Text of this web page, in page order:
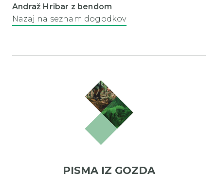
Andraž Hribar z bendom
Nazaj na seznam dogodkov
PISMA IZ GOZDA